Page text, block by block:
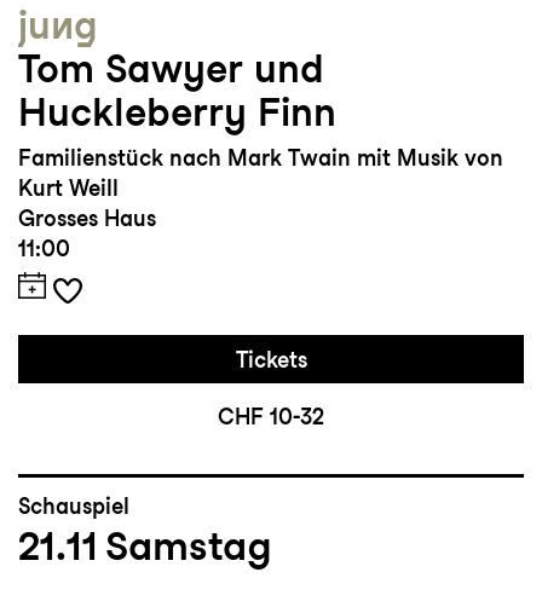
jung
Tom Sawyer und
Huckleberry Finn
Familienstück nach Mark Twain mit Musik von
Kurt Weill
Grosses Haus
11:00
Tickets
CHF 10-32
Schauspiel
21.11 Samstag